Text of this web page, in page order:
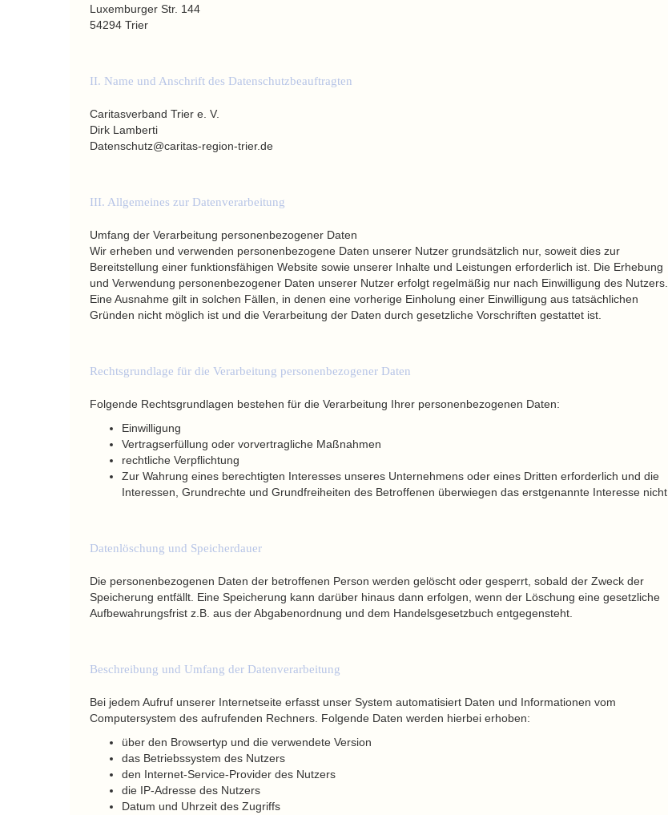
Luxemburger Str. 144
54294 Trier
II. Name und Anschrift des Datenschutzbeauftragten
Caritasverband Trier e. V.
Dirk Lamberti
Datenschutz@caritas-region-trier.de
III. Allgemeines zur Datenverarbeitung
Umfang der Verarbeitung personenbezogener Daten
Wir erheben und verwenden personenbezogene Daten unserer Nutzer grundsätzlich nur, soweit dies zur
Bereitstellung einer funktionsfähigen Website sowie unserer Inhalte und Leistungen erforderlich ist. Die Erhebung
und Verwendung personenbezogener Daten unserer Nutzer erfolgt regelmäßig nur nach Einwilligung des Nutzers.
Eine Ausnahme gilt in solchen Fällen, in denen eine vorherige Einholung einer Einwilligung aus tatsächlichen
Gründen nicht möglich ist und die Verarbeitung der Daten durch gesetzliche Vorschriften gestattet ist.
Rechtsgrundlage für die Verarbeitung personenbezogener Daten
Folgende Rechtsgrundlagen bestehen für die Verarbeitung Ihrer personenbezogenen Daten:
Einwilligung
Vertragserfüllung oder vorvertragliche Maßnahmen
rechtliche Verpflichtung
Zur Wahrung eines berechtigten Interesses unseres Unternehmens oder eines Dritten erforderlich und die
Interessen, Grundrechte und Grundfreiheiten des Betroffenen überwiegen das erstgenannte Interesse nicht
Datenlöschung und Speicherdauer
Die personenbezogenen Daten der betroffenen Person werden gelöscht oder gesperrt, sobald der Zweck der
Speicherung entfällt. Eine Speicherung kann darüber hinaus dann erfolgen, wenn der Löschung eine gesetzliche
Aufbewahrungsfrist z.B. aus der Abgabenordnung und dem Handelsgesetzbuch entgegensteht.
Beschreibung und Umfang der Datenverarbeitung
Bei jedem Aufruf unserer Internetseite erfasst unser System automatisiert Daten und Informationen vom
Computersystem des aufrufenden Rechners. Folgende Daten werden hierbei erhoben:
über den Browsertyp und die verwendete Version
das Betriebssystem des Nutzers
den Internet-Service-Provider des Nutzers
die IP-Adresse des Nutzers
Datum und Uhrzeit des Zugriffs